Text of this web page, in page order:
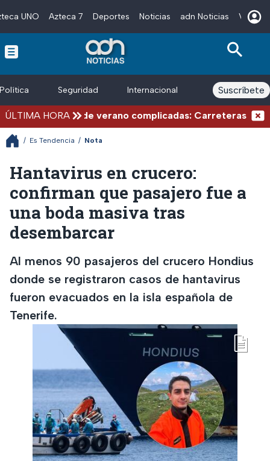
UNO Azteca 7 Deportes Noticias adn Noticias Videos
Política Seguridad Internacional Finanzas
Suscríbete
ÚLTIMA HORA
Vacaciones de verano complicadas: Carreteras
/ Es Tendencia / Nota
Hantavirus en crucero:
confirman que pasajero fue a
una boda masiva tras
desembarcar
Al menos 90 pasajeros del crucero Hondius
donde se registraron casos de hantavirus
fueron evacuados en la isla española de
Tenerife.